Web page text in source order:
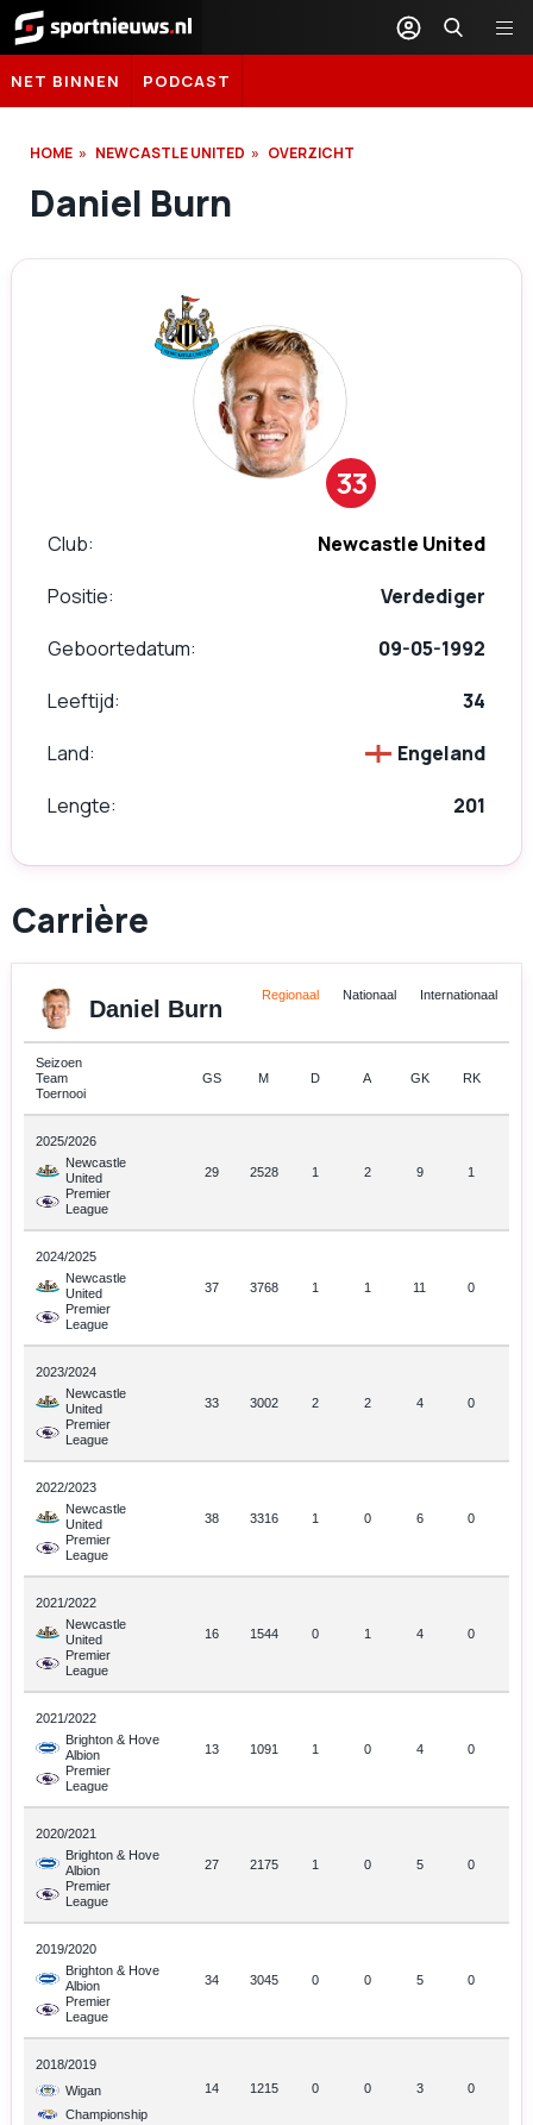
Sportnieuws.nl
NET BINNEN PODCAST
HOME NEWCASTLE UNITED OVERZICHT
Daniel Burn
33
Club
Newcastle United
Positie
Verdediger
Geboortedatum
09-05-1992
Leeftijd
34
Land
Engeland
Lengte
201
Carrière
Daniel Burn
Regionaal Nationaal Internationaal
Seizoen
Team
Toernooi
GS M D A GK RK
2025/2026
Newcastle
United
Premier
League
29 2528 1 2 9 1
2024/2025
Newcastle
United
Premier
League
37 3768 1 1 11 0
2023/2024
Newcastle
United
Premier
League
33 3002 2 2 4 0
2022/2023
Newcastle
United
Premier
League
38 3316 1 0 6 0
2021/2022
Newcastle
United
Premier
League
16 1544 0 1 4 0
2021/2022
Brighton & Hove
Albion
Premier
League
13 1091 1 0 4 0
2020/2021
Brighton & Hove
Albion
Premier
League
27 2175 1 0 5 0
2019/2020
Brighton & Hove
Albion
Premier
League
34 3045 0 0 5 0
2018/2019
Wigan
Championship
14 1215 0 0 3 0